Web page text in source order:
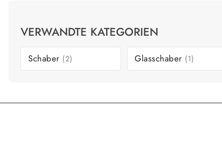
VERWANDTE KATEGORIEN
Schaber (2) Glasschaber (1)